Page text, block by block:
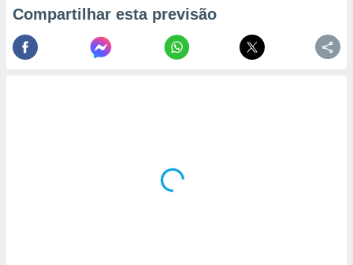
Compartilhar esta previsão